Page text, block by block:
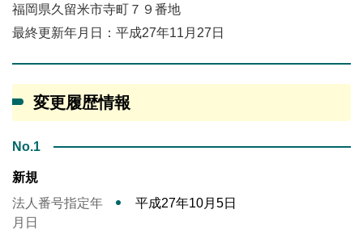
福岡県久留米市寺町７９番地
最終更新年月日：平成27年11月27日
変更履歴情報
No.1
新規
法人番号指定年
月日
平成27年10月5日